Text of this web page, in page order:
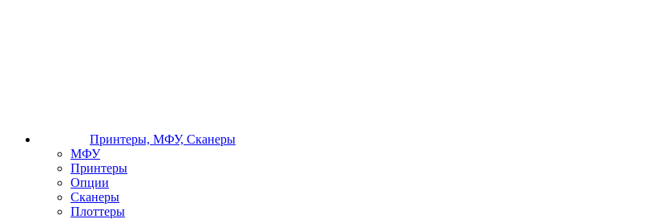
Принтеры, МФУ, Сканеры
МФУ
Принтеры
Опции
Сканеры
Плоттеры